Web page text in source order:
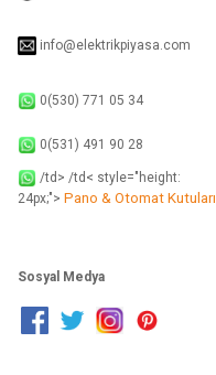
info@elektrikpiyasa.com
0(530) 771 05 34
0(531) 491 90 28
/td> /td< style="height:
24px;"> Pano & Otomat Kutuları
Sosyal Medya